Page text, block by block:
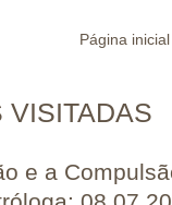
Página inicial
VISITADAS
e a